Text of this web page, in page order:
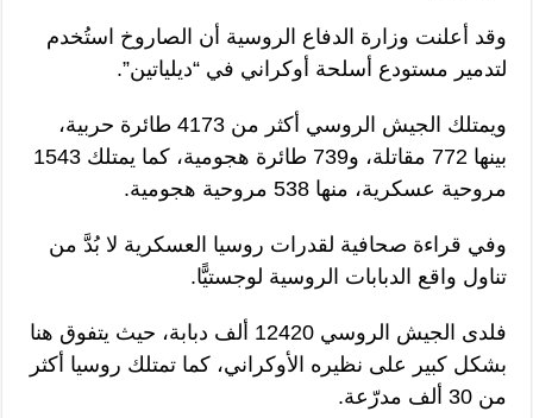
وقد أعلنت وزارة الدفاع الروسية أن الصاروخ استُخدم
لتدمير مستودع أسلحة أوكراني في “ديلياتين”.
ويمتلك الجيش الروسي أكثر من 4173 طائرة حربية،
بينها 772 مقاتلة، و739 طائرة هجومية، كما يمتلك 1543
مروحية عسكرية، منها 538 مروحية هجومية.
وفي قراءة صحافية لقدرات روسيا العسكرية لا بُدَّ من
تناول واقع الدبابات الروسية لوجستيًّا.
فلدى الجيش الروسي 12420 ألف دبابة، حيث يتفوق هنا
بشكل كبير على نظيره الأوكراني، كما تمتلك روسيا أكثر
من 30 ألف مدرّعة.